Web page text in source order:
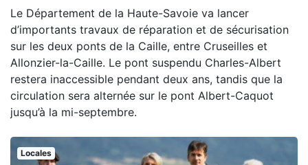
Le Département de la Haute-Savoie va lancer
d’importants travaux de réparation et de sécurisation
sur les deux ponts de la Caille, entre Cruseilles et
Allonzier-la-Caille. Le pont suspendu Charles-Albert
restera inaccessible pendant deux ans, tandis que la
circulation sera alternée sur le pont Albert-Caquot
jusqu’à la mi-septembre.
Locales